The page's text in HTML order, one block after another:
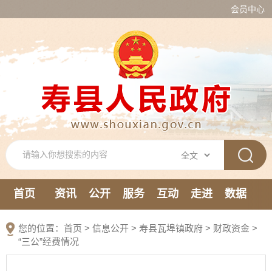
会员中心
首页 资讯 公开 服务 互动 走进
数据
您的位置： 首页 > 信息公开 > 寿县瓦埠镇政府 > 财政资金 >
“三公”经费情况